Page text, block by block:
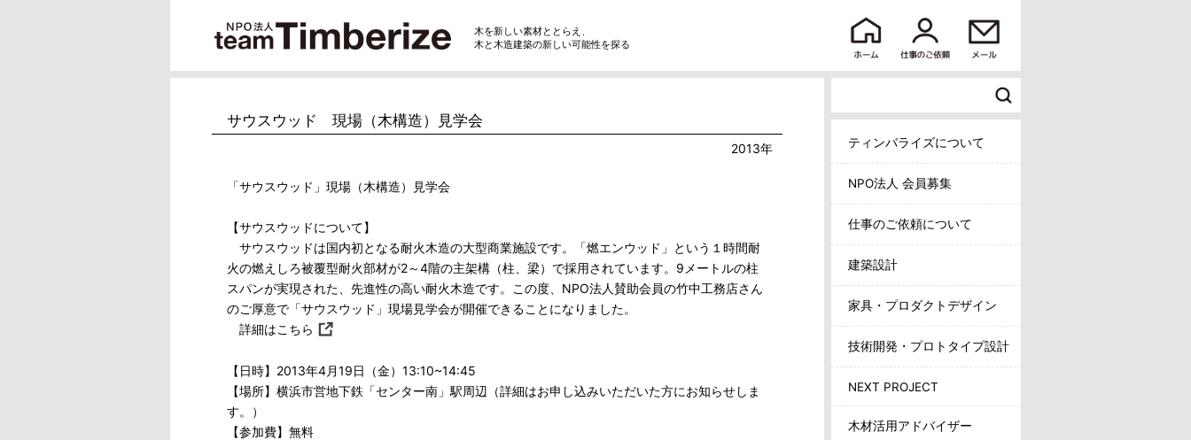
木を新しい素材ととらえ、
木と木造建築の新しい可能性を探る
ティンバライズについて
NPO法人 会員募集
仕事のご依頼について
建築設計
家具・プロダクトデザイン
技術開発・プロトタイプ設計
NEXT PROJECT
木材活用アドバイザー
サウスウッド 現場（木構造）見学会
2013年
「サウスウッド」現場（木構造）見学会
【サウスウッドについて】
サウスウッドは国内初となる耐火木造の大型商業施設です。「燃エンウッド」という１時間耐
火の燃えしろ被覆型耐火部材が2～4階の主架構（柱、梁）で採用されています。9メートルの柱
スパンが実現された、先進性の高い耐火木造です。この度、NPO法人賛助会員の竹中工務店さん
のご厚意で「サウスウッド」現場見学会が開催できることになりました。
詳細はこちら
【日時】2013年4月19日（金）13:10~14:45
【場所】横浜市営地下鉄「センター南」駅周辺（詳細はお申し込みいただいた方にお知らせしま
す。）
【参加費】無料